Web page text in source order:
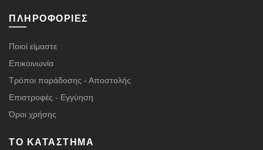
ΠΛΗΡΟΦΟΡΊΕΣ
Ποιοί είμαστε
Επικοινωνία
Τρόποι παράδοσης - Αποστολής
Επιστροφές - Εγγύηση
Όροι χρήσης
ΤΟ ΚΑΤΆΣΤΗΜΑ